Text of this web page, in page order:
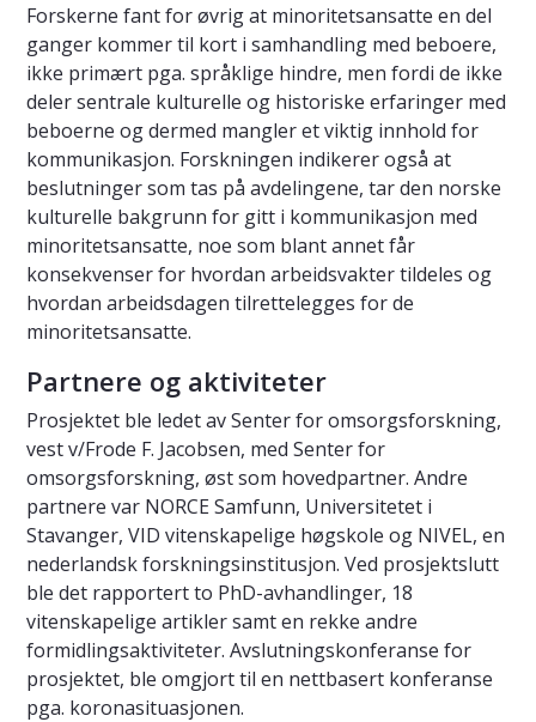
Forskerne fant for øvrig at minoritetsansatte en del
ganger kommer til kort i samhandling med beboere,
ikke primært pga. språklige hindre, men fordi de ikke
deler sentrale kulturelle og historiske erfaringer med
beboerne og dermed mangler et viktig innhold for
kommunikasjon. Forskningen indikerer også at
beslutninger som tas på avdelingene, tar den norske
kulturelle bakgrunn for gitt i kommunikasjon med
minoritetsansatte, noe som blant annet får
konsekvenser for hvordan arbeidsvakter tildeles og
hvordan arbeidsdagen tilrettelegges for de
minoritetsansatte.
Partnere og aktiviteter
Prosjektet ble ledet av Senter for omsorgsforskning,
vest v/Frode F. Jacobsen, med Senter for
omsorgsforskning, øst som hovedpartner. Andre
partnere var NORCE Samfunn, Universitetet i
Stavanger, VID vitenskapelige høgskole og NIVEL, en
nederlandsk forskningsinstitusjon. Ved prosjektslutt
ble det rapportert to PhD-avhandlinger, 18
vitenskapelige artikler samt en rekke andre
formidlingsaktiviteter. Avslutningskonferanse for
prosjektet, ble omgjort til en nettbasert konferanse
pga. koronasituasjonen.